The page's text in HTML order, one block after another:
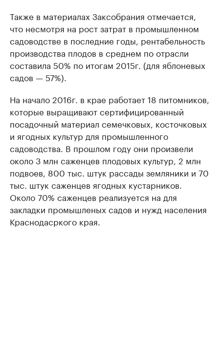
Также в материалах Заксобрания отмечается,
что несмотря на рост затрат в промышленном
садоводстве в последние годы, рентабельность
производства плодов в среднем по отрасли
составила 50% по итогам 2015г. (для яблоневых
садов — 57%).
На начало 2016г. в крае работает 18 питомников,
которые выращивают сертифицированный
посадочный материал семечковых, косточковых
и ягодных культур для промышленного
садоводства. В прошлом году они произвели
около 3 млн саженцев плодовых культур, 2 млн
подвоев, 800 тыс. штук рассады земляники и 70
тыс. штук саженцев ягодных кустарников.
Около 70% саженцев реализуется на для
закладки промышленых садов и нужд населения
Краснодасркого края.